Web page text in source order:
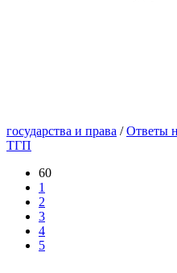
государства и права /Ответы
ТГП
60
1
2
3
4
5